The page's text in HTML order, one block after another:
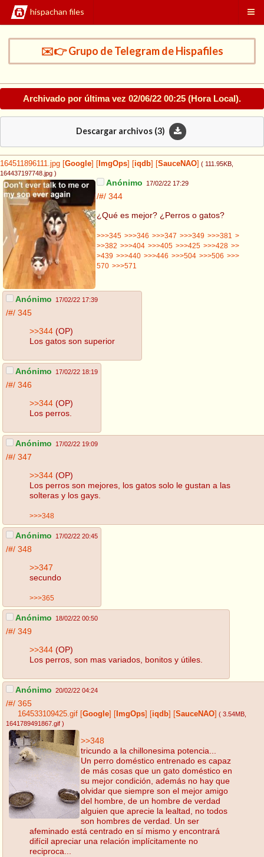
hispachan files
✉️👉 Grupo de Telegram de Hispafiles
Archivado por última vez 02/06/22 00:25 (Hora Local).
Descargar archivos (3)
164511896111.jpg Google ImgOps iqdb SauceNAO ( 111.95KB
164437197748.jpg )
Anónimo 17/02/22 17:29
/#/ 344
¿Qué es mejor? ¿Perros o gatos?
>>>345 >>>346 >>>347 >>>349 >>>381
>
>>382 >>>404 >>>405 >>>425 >>>428 >>
>439 >>>440 >>>446 >>>504 >>>506 >>>
570 >>>571
Anónimo 17/02/22 17:39
/#/ 345
>>344 (OP)
Los gatos son superior
Anónimo 17/02/22 18:19
/#/ 346
>>344 (OP)
Los perros.
Anónimo 17/02/22 19:09
/#/ 347
>>344 (OP)
Los perros son mejores, los gatos solo le gustan a las
solteras y los gays.
>>>348
Anónimo 17/02/22 20:45
/#/ 348
>>347
secundo
>>>365
Anónimo 18/02/22 00:50
/#/ 349
>>344 (OP)
Los perros, son mas variados, bonitos y útiles.
Anónimo 20/02/22 04:24
/#/ 365
164533109425.gif [Google] [ ImgOps] [iqdb] [SauceNAO] ( 3.54MB
1641789491867.gif )
>>348
tricundo a la chillonesima potencia...
Un perro doméstico entrenado es capaz
de más cosas que un gato doméstico en
su mejor condición, además no hay que
olvidar que siempre son el mejor amigo
del hombre, de un hombre de verdad
alguien que aprecie la lealtad, no todos
son hombres de verdad. Un ser
afeminado está centrado en sí mismo y encontrará
difícil apreciar una relación implícitamente no
reciproca...